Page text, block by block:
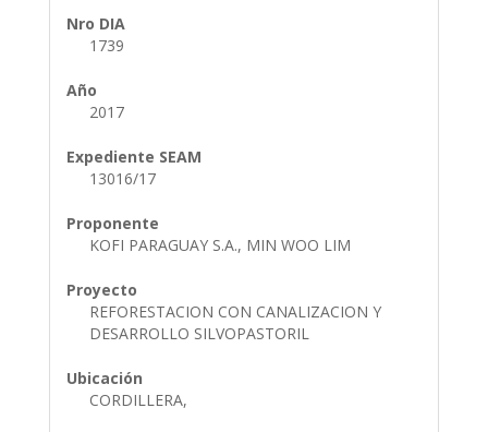
Nro DIA
1739
Año
2017
Expediente SEAM
13016/17
Proponente
KOFI PARAGUAY S.A., MIN WOO LIM
Proyecto
REFORESTACION CON CANALIZACION Y
DESARROLLO SILVOPASTORIL
Ubicación
CORDILLERA,